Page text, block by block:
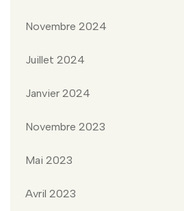
Novembre 2024
Juillet 2024
Janvier 2024
Novembre 2023
Mai 2023
Avril 2023